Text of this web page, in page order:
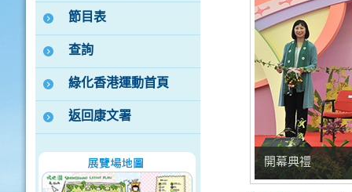
節目表
查詢
綠化香港運動首頁
返回康文署
開幕典禮